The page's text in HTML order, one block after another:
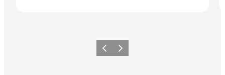
ForrigeNæste